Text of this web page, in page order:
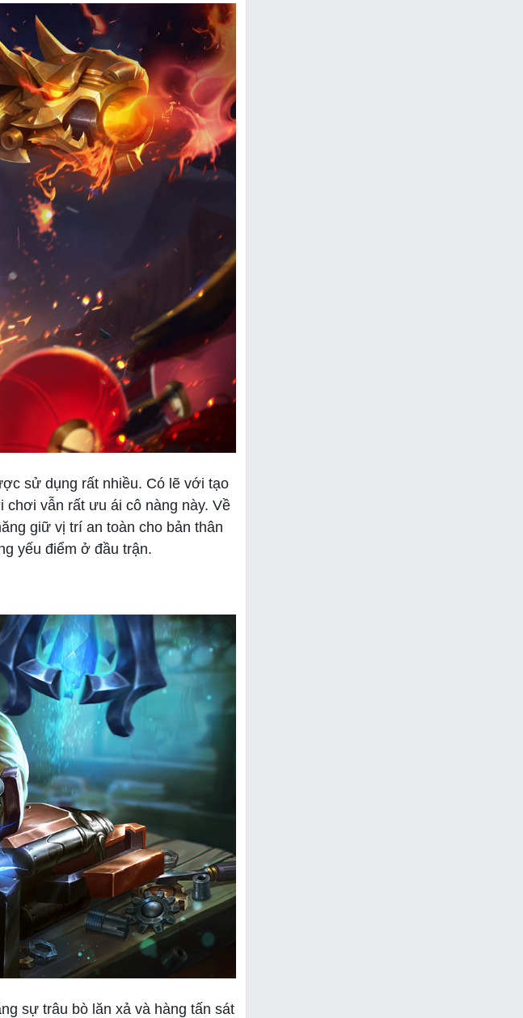
sử dụng rất nhiều. Có lẽ với tạo
vẫn rất ưu ái cô nàng này. Về
giữ vị trí an toàn cho bản thân
yếu điểm ở đầu trận.
sự trâu bò lăn xả và hàng tấn sát